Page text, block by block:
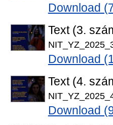
Download
Text (3.
Download
Text (4.
Download